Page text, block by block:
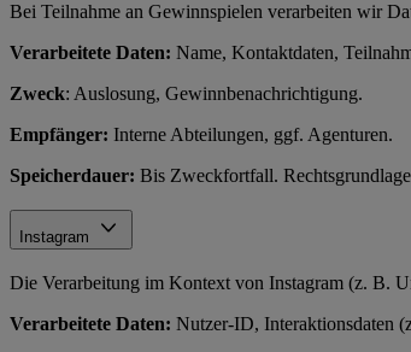
Bei Teilnahme an Gewinnspielen verarbeiten wir
Verarbeitete Daten: Name, Kontaktdaten,
Zweck: Auslosung, Gewinnbenachrichtigung.
Empfänger: Interne Abteilungen, ggf. Agenturen.
Speicherdauer: Bis Zweckfortfall.
Instagram
Die Verarbeitung im Kontext von Instagram (z. B.
Verarbeitete Daten: Nutzer-ID, Interaktionsdaten